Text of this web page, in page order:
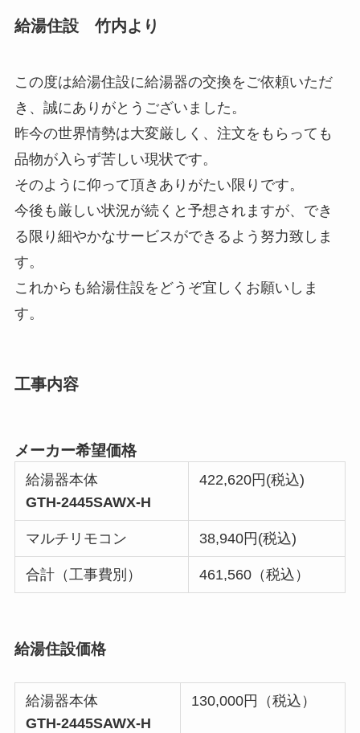
給湯住設 竹内より
この度は給湯住設に給湯器の交換をご依頼いただ
き、誠にありがとうございました。
昨今の世界情勢は大変厳しく、注文をもらっても
品物が入らず苦しい現状です。
そのように仰って頂きありがたい限りです。
今後も厳しい状況が続くと予想されますが、でき
る限り細やかなサービスができるよう努力致しま
す。
これからも給湯住設をどうぞ宜しくお願いしま
す。
工事内容
メーカー希望価格
給湯器本体
GTH-2445SAWX-H
422,620円(税込)
マルチリモコン 38,940円(税込)
合計（工事費別） 461,560（税込）
給湯住設価格
給湯器本体
GTH-2445SAWX-H
130,000円（税込）